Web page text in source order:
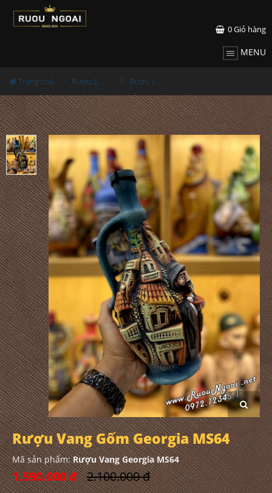
0Giỏ hàng
MENU
Trang chủ Rượu Sưu Tầm - Nga Rượu Vang Gốm Georgia MS64
Rượu Vang Gốm Georgia MS64
Mã sản phẩm:Rượu Vang Georgia MS64
1.590.000 đ 2.100.000 đ